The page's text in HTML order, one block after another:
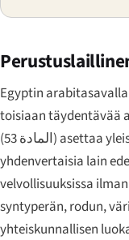
Egyptin
toisiaan täydentävää
(
المادة 53) asettaa
yhdenvertaisia lain
velvollisuuksissa
syntyperän, rodun,
yhteiskunnallisen